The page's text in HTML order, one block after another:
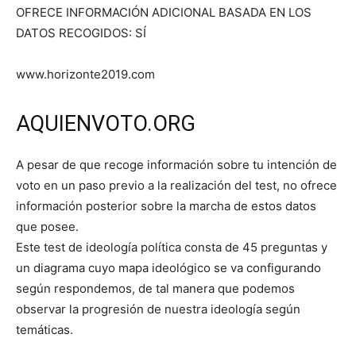
OFRECE INFORMACIÓN ADICIONAL BASADA EN LOS
DATOS RECOGIDOS: SÍ
www.horizonte2019.com
AQUIENVOTO.ORG
A pesar de que recoge información sobre tu intención de
voto en un paso previo a la realización del test, no ofrece
información posterior sobre la marcha de estos datos
que posee.
Este test de ideología política consta de 45 preguntas y
un diagrama cuyo mapa ideológico se va configurando
según respondemos, de tal manera que podemos
observar la progresión de nuestra ideología según
temáticas.